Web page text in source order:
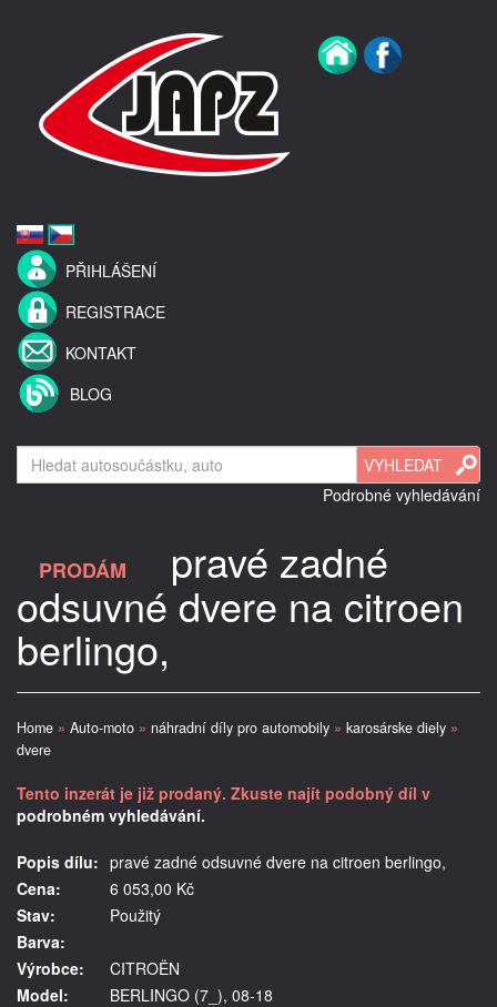
PŘIHLÁŠENÍ
REGISTRACE
KONTAKT
BLOG
Podrobné vyhledávání
PRODÁM pravé zadné
odsuvné dvere na citroen
berlingo,
Home » Auto-moto » náhradní díly pro automobily » karosárske diely »
dvere
Tento inzerát je již prodaný. Zkuste najít podobný díl v
podrobném vyhledávání.
Popis dílu: pravé zadné odsuvné dvere na citroen berlingo,
Cena:
6 053,00 Kč
Stav:
Použitý
Barva:
Výrobce:
CITROËN
Model:
BERLINGO (7_), 08-18